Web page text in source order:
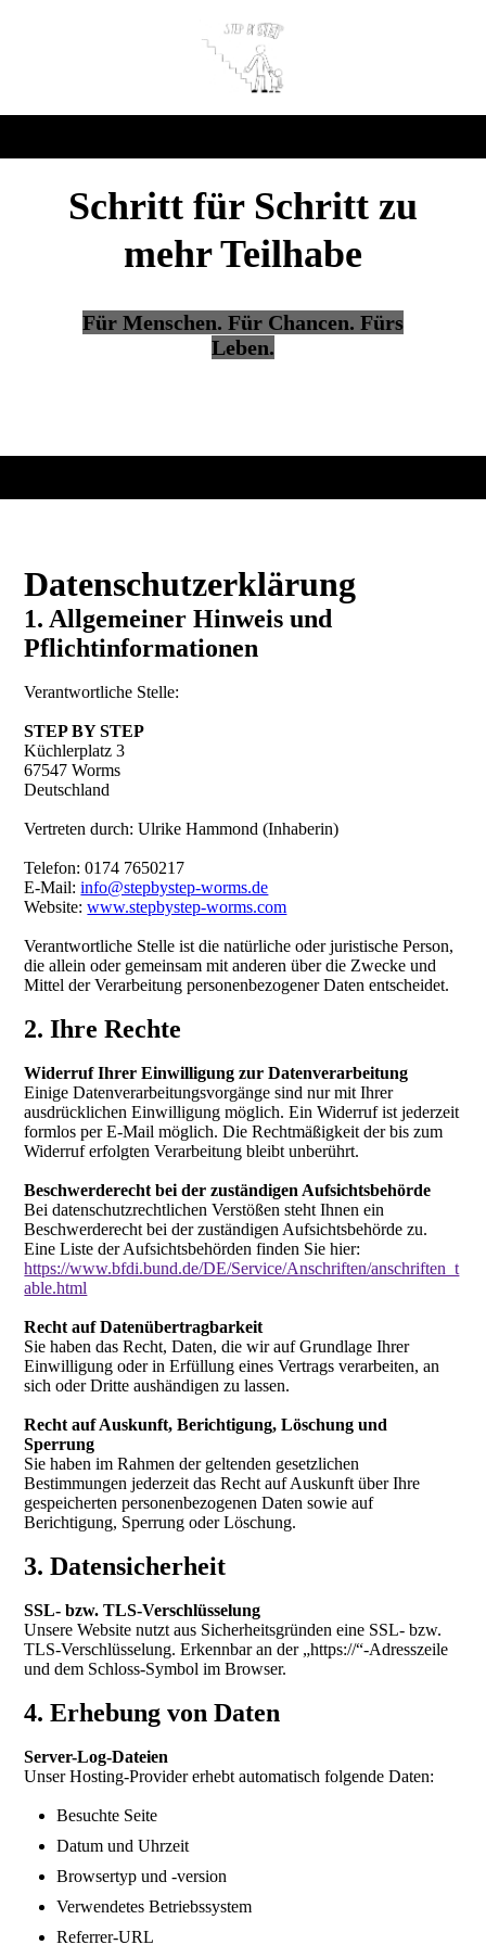
Schritt für Schritt zu
mehr Teilhabe
Für Menschen. Für Chancen. Fürs
Leben.
Datenschutzerklärung
1. Allgemeiner Hinweis und
Pflichtinformationen
Verantwortliche Stelle:
STEP BY STEP
Küchlerplatz 3
67547 Worms
Deutschland
Vertreten durch: Ulrike Hammond (Inhaberin)
Telefon: 0174 7650217
E-Mail:info@stepbystep-worms.de
Website:www.stepbystep-worms.com
Verantwortliche Stelle ist die natürliche oder juristische Person,
die allein oder gemeinsam mit anderen über die Zwecke und
Mittel der Verarbeitung personenbezogener Daten entscheidet.
2. Ihre Rechte
Widerruf Ihrer Einwilligung zur Datenverarbeitung
Einige Datenverarbeitungsvorgänge sind nur mit Ihrer
ausdrücklichen Einwilligung möglich. Ein Widerruf ist jederzeit
formlos per E-Mail möglich. Die Rechtmäßigkeit der bis zum
Widerruf erfolgten Verarbeitung bleibt unberührt.
Beschwerderecht bei der zuständigen Aufsichtsbehörde
Bei datenschutzrechtlichen Verstößen steht Ihnen ein
Beschwerderecht bei der zuständigen Aufsichtsbehörde zu.
Eine Liste der Aufsichtsbehörden finden Sie hier:
https://www.bfdi.bund.de/DE/Service/Anschriften/anschriften_t
able.html
Recht auf Datenübertragbarkeit
Sie haben das Recht, Daten, die wir auf Grundlage Ihrer
Einwilligung oder in Erfüllung eines Vertrags verarbeiten, an
sich oder Dritte aushändigen zu lassen.
Recht auf Auskunft, Berichtigung, Löschung und
Sperrung
Sie haben im Rahmen der geltenden gesetzlichen
Bestimmungen jederzeit das Recht auf Auskunft über Ihre
gespeicherten personenbezogenen Daten sowie auf
Berichtigung, Sperrung oder Löschung.
3. Datensicherheit
SSL- bzw. TLS-Verschlüsselung
Unsere Website nutzt aus Sicherheitsgründen eine SSL- bzw.
TLS-Verschlüsselung. Erkennbar an der „https://“-Adresszeile
und dem Schloss-Symbol im Browser.
4. Erhebung von Daten
Server-Log-Dateien
Unser Hosting-Provider erhebt automatisch folgende Daten:
Besuchte Seite
Datum und Uhrzeit
Browsertyp und -version
Verwendetes Betriebssystem
Referrer-URL